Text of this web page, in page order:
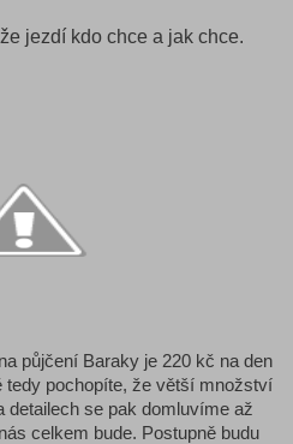
jezdí kdo chce a jak chce.
půjčení Baraky je 220 kč na den
tedy pochopíte, že větší množství
detailech se pak domluvíme až
celkem bude. Postupně budu